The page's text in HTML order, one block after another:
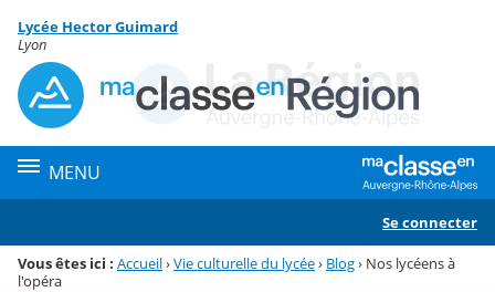
Menu de la rubrique
Contenu
Lycée Hector Guimard
Lyon
MENU
Se connecter
Vous êtes ici : Accueil›Vie culturelle du lycée› Blog› Nos lycéens à
l'opéra